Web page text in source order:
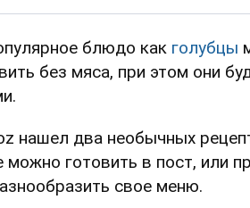
блюдо как голубцы
без мяса, при этом они
нашел два необычных
можно готовить в пост, или
свое меню.